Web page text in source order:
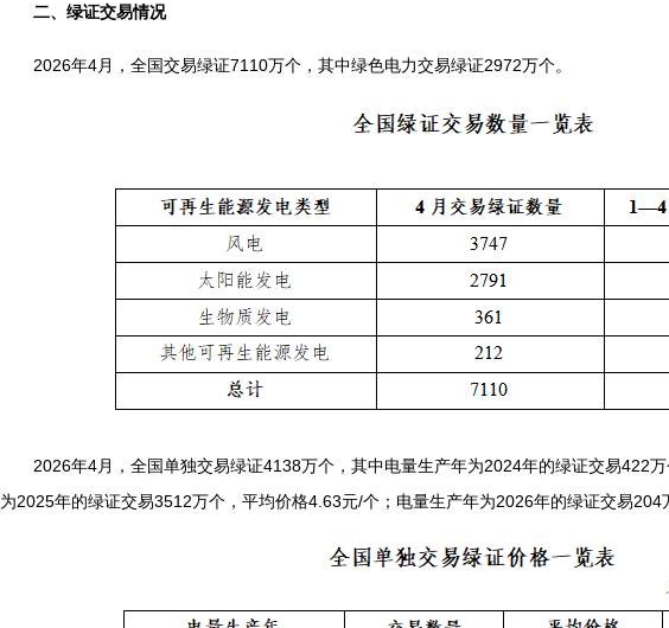
二、绿证交易情况
2026年4月，全国交易绿证7110万个，其中绿色电力交易绿证2972万个。
2026年4月，全国单独交易绿证4138万个，其中电量生产年为2024年的绿证交易422
为2025年的绿证交易3512万个，平均价格4.63元/个；电量生产年为2026年的绿证交易204